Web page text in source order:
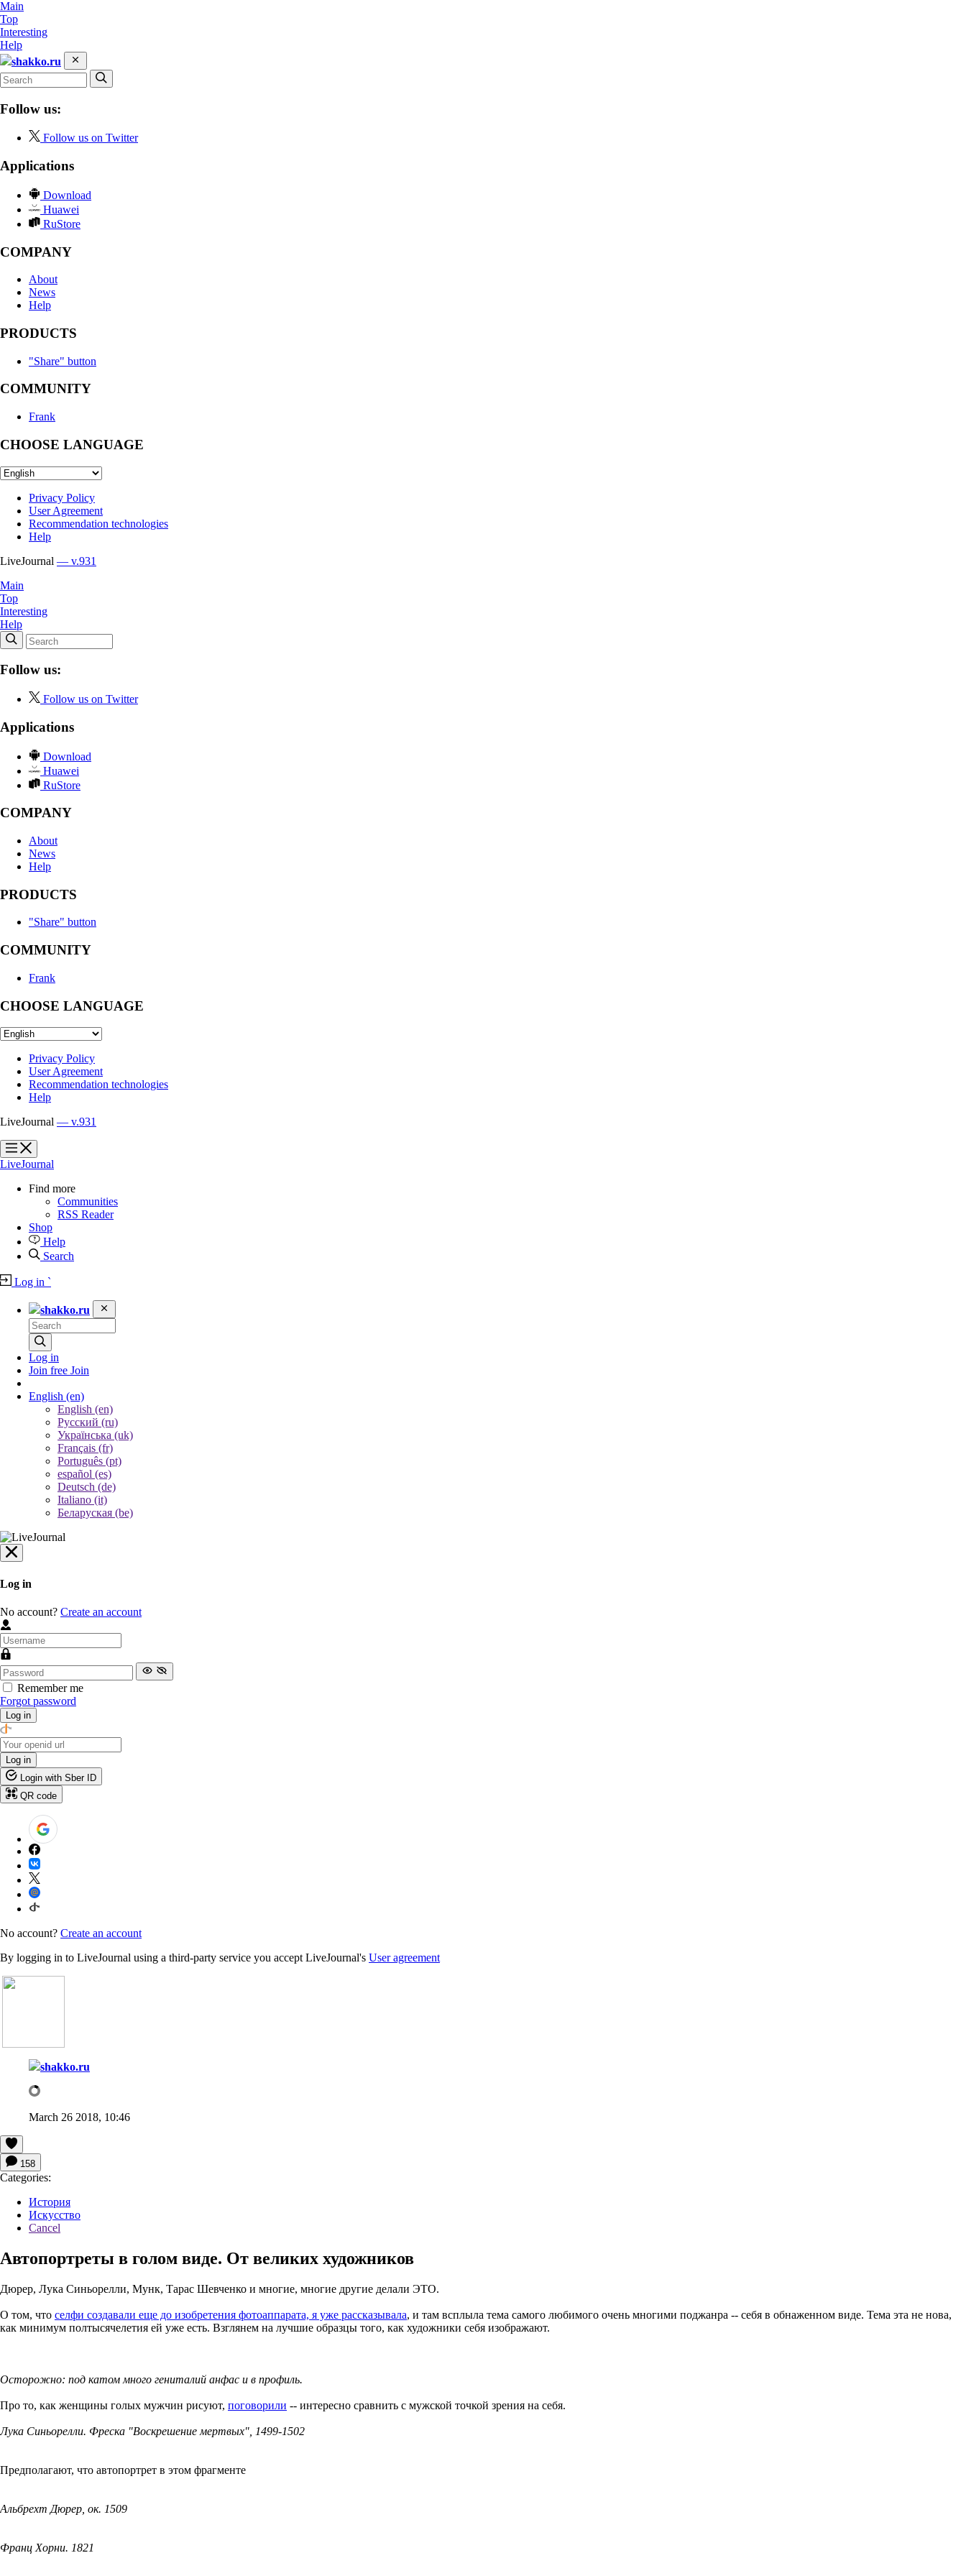
Main
Top
Interesting
Help
shakko.ru
Follow us:
Follow us on Twitter
Applications
Download
Huawei
RuStore
COMPANY
About
News
Help
PRODUCTS
"Share" button
COMMUNITY
Frank
CHOOSE LANGUAGE
Privacy Policy
User Agreement
Recommendation technologies
Help
LiveJournal — v.931
Main
Top
Interesting
Help
Follow us:
Follow us on Twitter
Applications
Download
Huawei
RuStore
COMPANY
About
News
Help
PRODUCTS
"Share" button
COMMUNITY
Frank
CHOOSE LANGUAGE
Privacy Policy
User Agreement
Recommendation technologies
Help
LiveJournal — v.931
?
?
LiveJournal
Find more
Communities
RSS Reader
Shop
Help
Search
Log in `
shakko.ru
Log in
Join free Join
English (en)
English (en)
Русский (ru)
Українська (uk)
Français (fr)
Português (pt)
español (es)
Deutsch (de)
Italiano (it)
Беларуская (be)
Log in
No account? Create an account
Remember me
Forgot password
Log in
Log in
Login with Sber ID
QR code
No account? Create an account
By logging in to LiveJournal using a third-party service you accept LiveJournal's User agreement
shakko.ru
March 26 2018, 10:46
158
Categories:
История
Искусство
Cancel
Автопортреты в голом виде. От великих художников
Дюрер, Лука Синьорелли, Мунк, Тарас Шевченко и многие, многие другие делали ЭТО.
О том, что селфи создавали еще до изобретения фотоаппарата, я уже рассказывала, и там всплыла тема самого любимого очень многими поджанра -- себя в обнаженном виде. Тема эта не нова,
как минимум полтысячелетия ей уже есть. Взглянем на лучшие образцы того, как художники себя изображают.
Осторожно: под катом много гениталий анфас и в профиль.
Про то, как женщины голых мужчин рисуют, поговорили -- интересно сравнить с мужской точкой зрения на себя.
Лука Синьорелли. Фреска "Воскрешение мертвых", 1499-1502
Предполагают, что автопортрет в этом фрагменте
Альбрехт Дюрер, ок. 1509
Франц Хорни. 1821